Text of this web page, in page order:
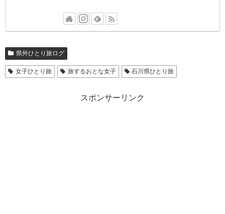
県外ひとり旅ログ
女子ひとり旅 旅するおとな女子 石川県ひとり旅
スポンサーリンク